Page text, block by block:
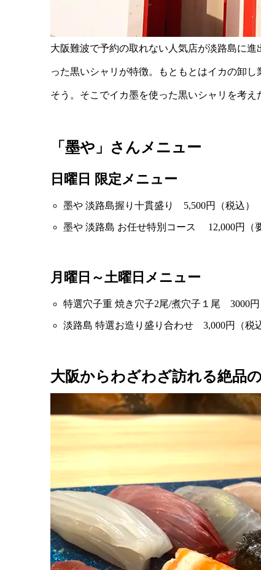
大阪難波で予約の取れない人気店が淡路島に
った黒いシャリが特徴。もともとはイカの卸
そう。そこでイカ墨を使った黒いシャリを考え
「墨や」さんメニュー
日曜日 限定メニュー
墨や 淡路島握り十貫盛り 5,500円（税込）
墨や 淡路島 お任せ特別コース 12,000円（
月曜日～土曜日メニュー
特選穴子重 焼き穴子2尾/煮穴子１尾 3000円
淡路島 特選お造り盛り合わせ 3,000円（税
大阪からわざわざ訪れる絶品